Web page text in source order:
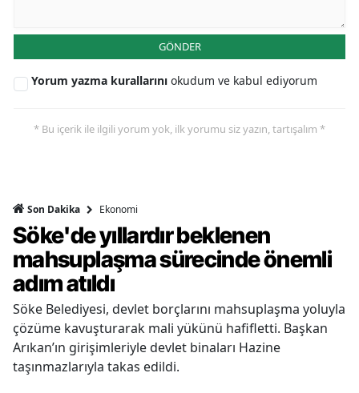
GÖNDER
Yorum yazma kurallarını okudum ve kabul ediyorum
* Bu içerik ile ilgili yorum yok, ilk yorumu siz yazın, tartışalım *
Son Dakika Ekonomi
Söke'de yıllardır beklenen
mahsuplaşma sürecinde önemli
adım atıldı
Söke Belediyesi, devlet borçlarını mahsuplaşma yoluyla
çözüme kavuşturarak mali yükünü hafifletti. Başkan
Arıkan’ın girişimleriyle devlet binaları Hazine
taşınmazlarıyla takas edildi.